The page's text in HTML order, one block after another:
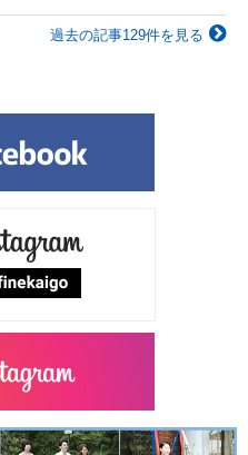
過去の記事129件を見る